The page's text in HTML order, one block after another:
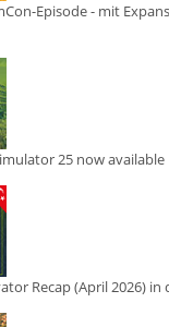
Episode - mit
25 now available
Recap (April 2026) in